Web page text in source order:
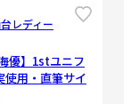
レディー
優】1stユニフ
使用・直筆サイ